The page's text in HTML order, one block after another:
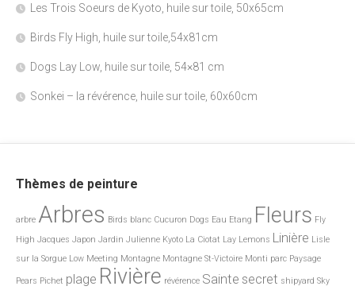
Les Trois Soeurs de Kyoto, huile sur toile, 50x65cm
Birds Fly High, huile sur toile,54x81cm
Dogs Lay Low, huile sur toile, 54×81 cm
Sonkei – la révérence, huile sur toile, 60x60cm
Thèmes de peinture
arbre Arbres Birds blanc Cucuron Dogs Eau Etang Fleurs Fly
High Jacques Japon Jardin Julienne Kyoto La Ciotat Lay Lemons Linière Lisle
sur la Sorgue Low Meeting Montagne Montagne St-Victoire Monti parc Paysage
Pears Pichet plage Rivière révérence Sainte secret shipyard Sky